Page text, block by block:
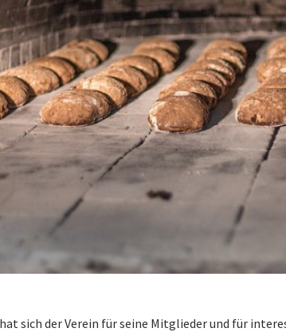
sich der Verein für seine Mitglieder und für